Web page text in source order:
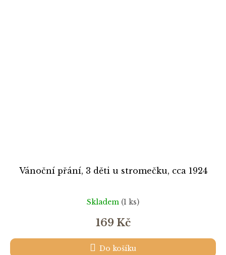
Vánoční přání, 3 děti u stromečku, cca 1924
Skladem (1 ks)
169 Kč
Do košíku